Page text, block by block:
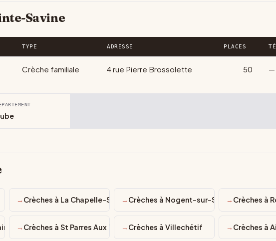
Savine
TYPE ADRESSE PLACES
Crèche familiale 4 rue Pierre Brossolette 50 —
Crèches à La Chapelle-Saint-LucCrèches à Nogent-sur-Seine Crèches à
Sulpice
Crèches à St Parres Aux TertresCrèches à Villechétif Crèches à